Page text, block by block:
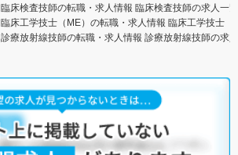
臨床検査技師の転職・求人情報 臨床検査技師の求人一覧
臨床工学技士（ME）の転職・求人情報 臨床工学技士（
診療放射線技師の転職・求人情報 診療放射線技師の求